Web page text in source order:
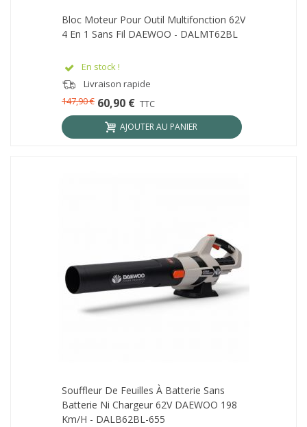
Bloc Moteur Pour Outil Multifonction 62V
4 En 1 Sans Fil DAEWOO - DALMT62BL
En stock !
Livraison rapide
60,90 € TTC
147,90 €
AJOUTER AU PANIER
Souffleur De Feuilles À Batterie Sans
Batterie Ni Chargeur 62V DAEWOO 198
Km/h - DALB62BL-655